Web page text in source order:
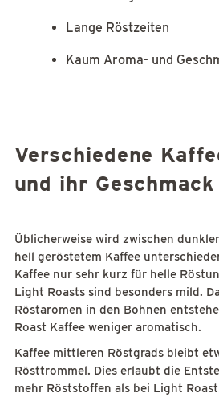
Lange Röstzeiten
Kaum Aroma- und
Verschiedene
und ihr Geschmack
Üblicherweise wird zwischen
hell geröstetem Kaffee
Kaffee nur sehr kurz für helle
Light Roasts sind besonders mild.
Röstaromen in den Bohnen
Roast Kaffee weniger aromatisch.
Kaffee mittleren Röstgrads bleibt
Rösttrommel. Dies erlaubt die
mehr Röststoffen als bei Light